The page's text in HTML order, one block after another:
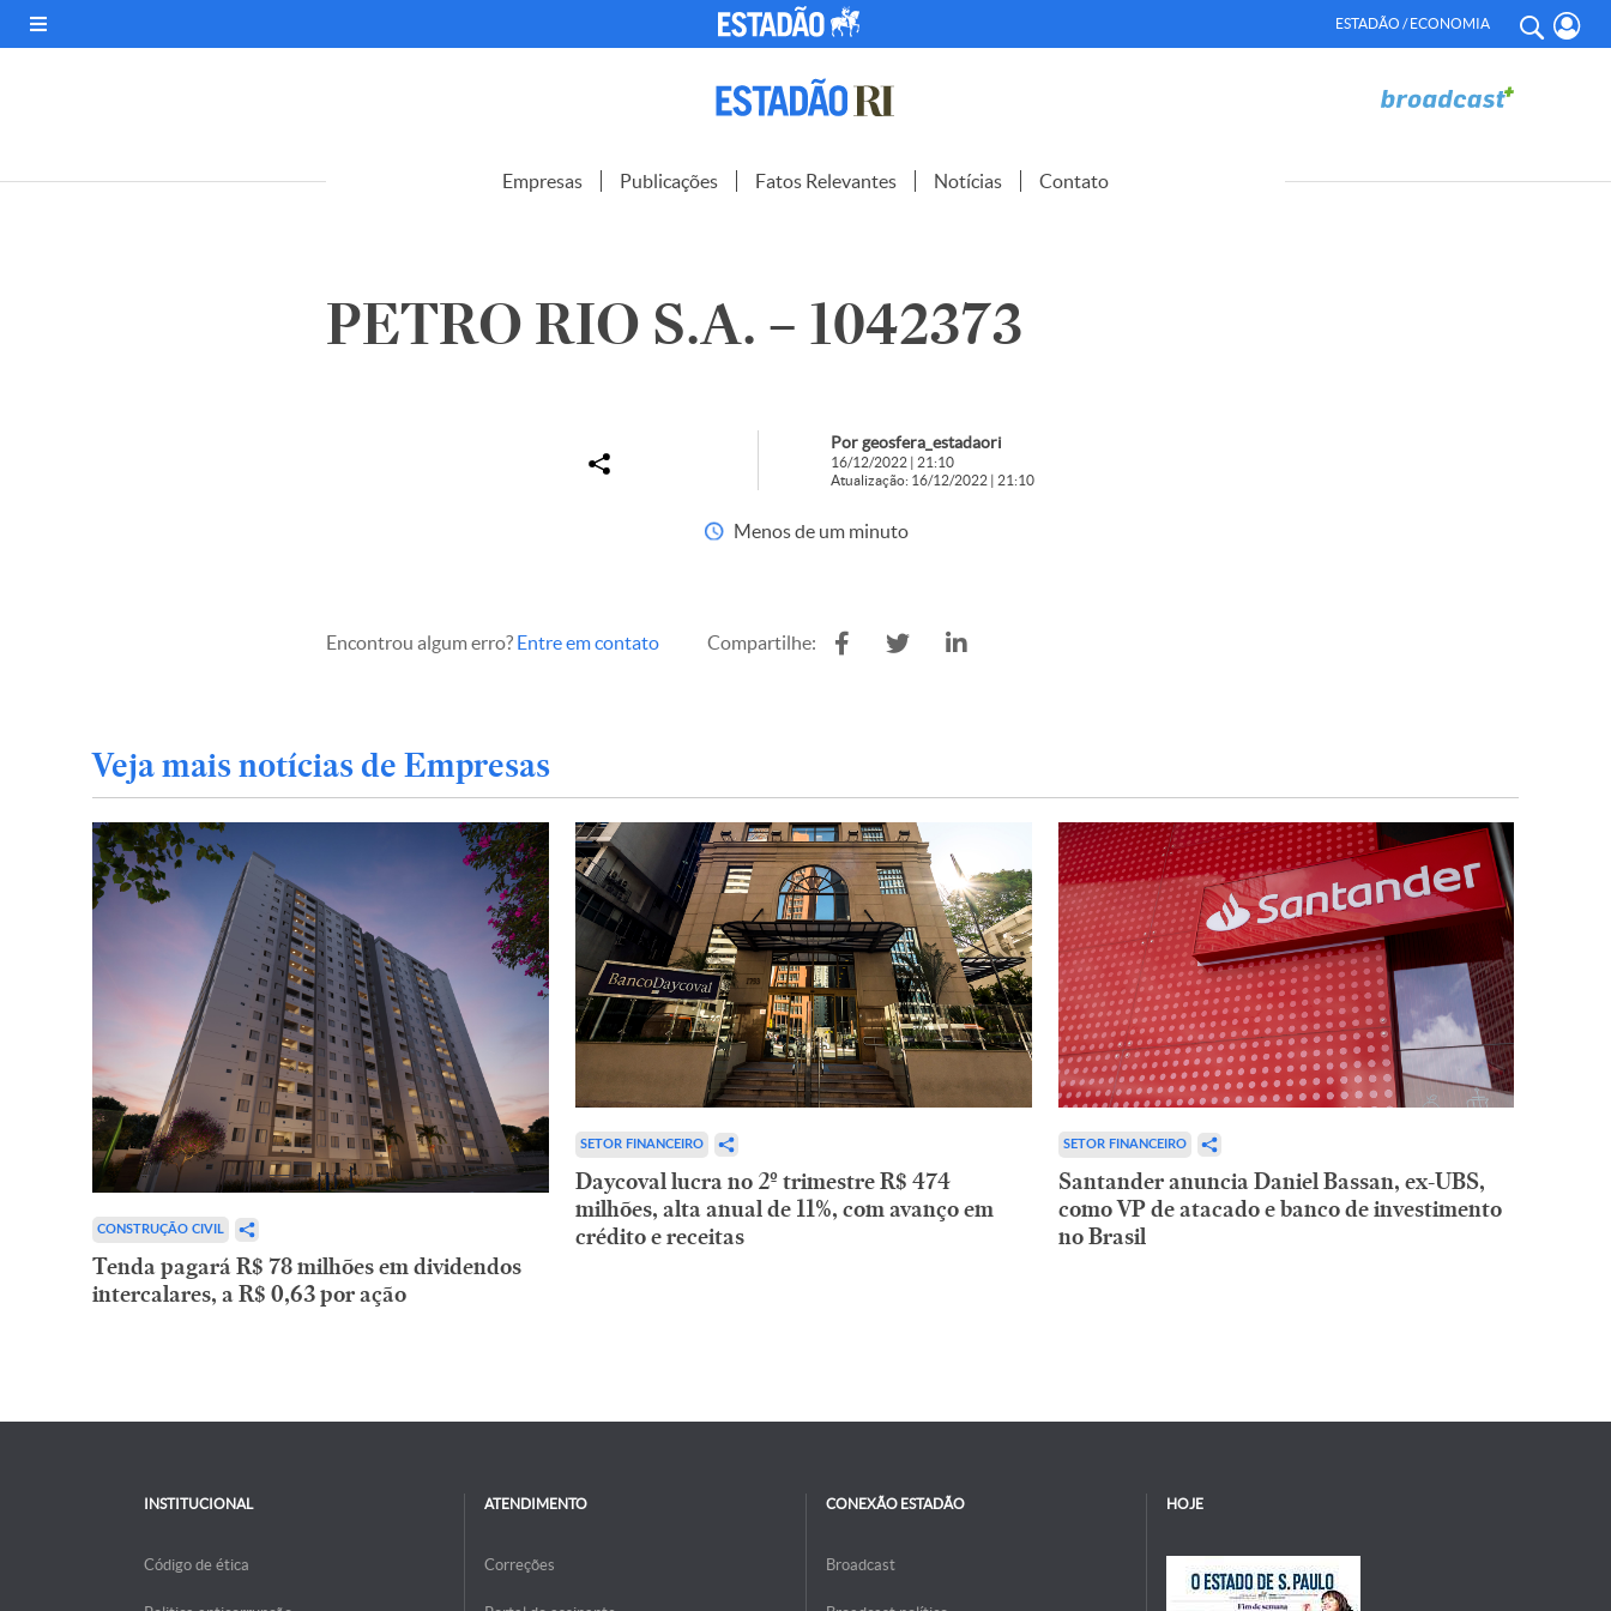
ESTADÃO / ECONOMIA
Empresas Publicações Fatos Relevantes Notícias Contato
PETRO RIO S.A. – 1042373
Por geosfera_estadaori
16/12/2022 | 21:10
Atualização: 16/12/2022 | 21:10
Menos de um minuto
Encontrou algum erro? Entre em contato Compartilhe:
Veja mais notícias de Empresas
CONSTRUÇÃO CIVIL
Tenda pagará R$ 78 milhões em dividendos
intercalares, a R$ 0,63 por ação
SETOR FINANCEIRO
Daycoval lucra no 2º trimestre R$ 474
milhões, alta anual de 11%, com avanço em
crédito e receitas
SETOR FINANCEIRO
Santander anuncia Daniel Bassan, ex-UBS,
como VP de atacado e banco de investimento
no Brasil
INSTITUCIONAL
Código de ética
ATENDIMENTO
Correções
CONEXÃO ESTADÃO
Broadcast
HOJE